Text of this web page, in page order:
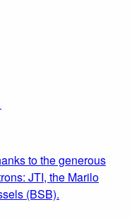
to the generous
JTI, the Marilo
(BSB).